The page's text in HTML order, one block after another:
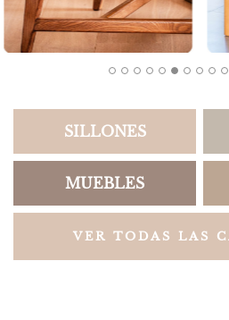
SILLONES
MUEBLES
VER TODAS LAS